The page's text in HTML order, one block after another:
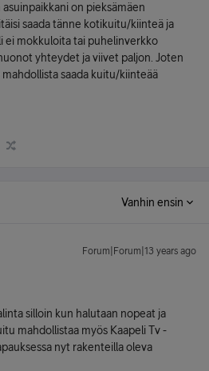
on pieksämäen
saada tänne kotikuitu/kiinteä ja
ei mokkuloita tai puhelinverkko
yhteydet ja viivet paljon. Joten
saada kuitu/kiinteää
Vanhin ensin
Forum|Forum|13 years ago
silloin kun halutaan nopeat ja
mahdollistaa myös Kaapeli Tv -
nyt rakenteilla oleva